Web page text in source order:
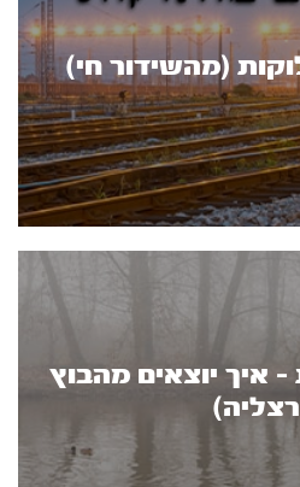
(מהשידור חי)
איך יוצאים מהבוץ